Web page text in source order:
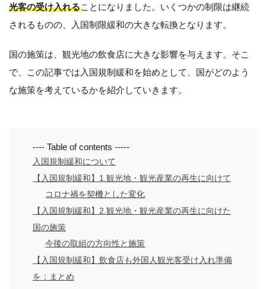
光客の受け入れることになりました。いくつかの制限は継続
されるものの、入国制限緩和の大きな転換となります。
国の施策は、観光地の飲食店に大きな影響を与えます。そこ
で、この記事では入国規制緩和を始めとして、国がどのよう
な施策を考えているかを紹介していきます。
---- Table of contents -----
入国規制緩和について
【入国規制緩和】1.観光地・観光産業の再生に向けて
コロナ禍を契機とした変化
【入国規制緩和】2.観光地・観光産業の再生に向けた
国の施策
今後の取組の方向性と施策
【入国規制緩和】飲食店も外国人観光客受け入れ準備
を：まとめ